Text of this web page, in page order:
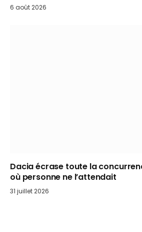
6 août 2026
Dacia écrase toute la
où personne ne l’attendait
31 juillet 2026